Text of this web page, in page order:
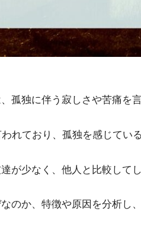
孤独に伴う寂しさや苦痛を言
れており、孤独を感じてい
が少なく、他人と比較して
のか、特徴や原因を分析し